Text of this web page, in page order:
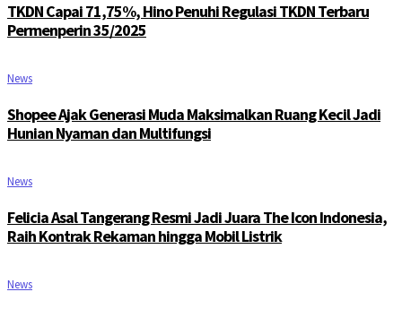
TKDN Capai 71,75%, Hino Penuhi Regulasi TKDN Terbaru
Permenperin 35/2025
News
Shopee Ajak Generasi Muda Maksimalkan Ruang Kecil Jadi
Hunian Nyaman dan Multifungsi
News
Felicia Asal Tangerang Resmi Jadi Juara The Icon Indonesia,
Raih Kontrak Rekaman hingga Mobil Listrik
News